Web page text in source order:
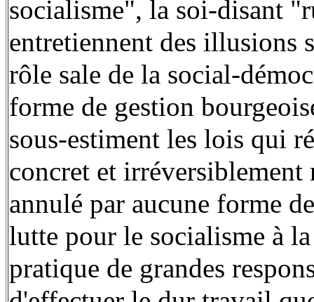
socialisme", la soi-disant
entretiennent des illusions
rôle sale de la social-
forme de gestion
sous-estiment les lois qui
concret et
annulé par aucune forme
lutte pour le socialisme à
pratique de grandes